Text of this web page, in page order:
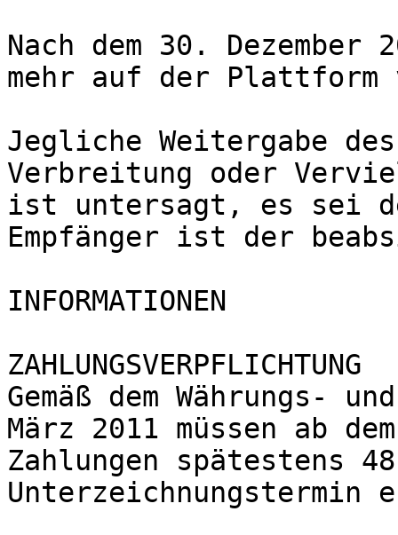
Nach dem 30.
mehr auf der Plattform
Jegliche Weitergabe
Verbreitung oder
ist untersagt, es sei
Empfänger ist der
INFORMATIONEN
ZAHLUNGSVERPFLICHTUNG
Gemäß dem Währungs-
März 2011 müssen ab
Zahlungen spätestens
Unterzeichnungstermin